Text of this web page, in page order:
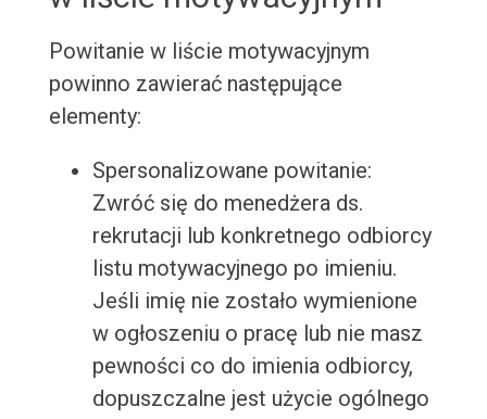
Powitanie w liście motywacyjnym
powinno zawierać następujące
elementy:
Spersonalizowane powitanie:
Zwróć się do menedżera ds.
rekrutacji lub konkretnego odbiorcy
listu motywacyjnego po imieniu.
Jeśli imię nie zostało wymienione
w ogłoszeniu o pracę lub nie masz
pewności co do imienia odbiorcy,
dopuszczalne jest użycie ogólnego